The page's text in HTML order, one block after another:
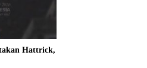
Hattrick,